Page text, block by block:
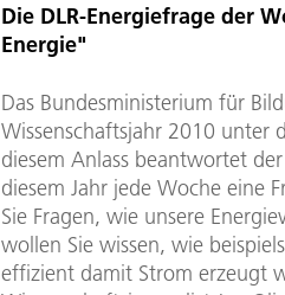
Die DLR-Energiefrage der
Energie"
Das Bundesministerium für
Wissenschaftsjahr 2010
diesem Anlass beantwortet
diesem Jahr jede Woche eine
Sie Fragen, wie unsere
wollen Sie wissen, wie
effizient damit Strom erzeugt